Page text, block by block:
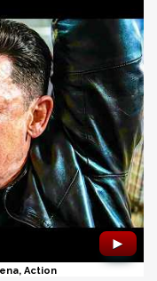
►
Action